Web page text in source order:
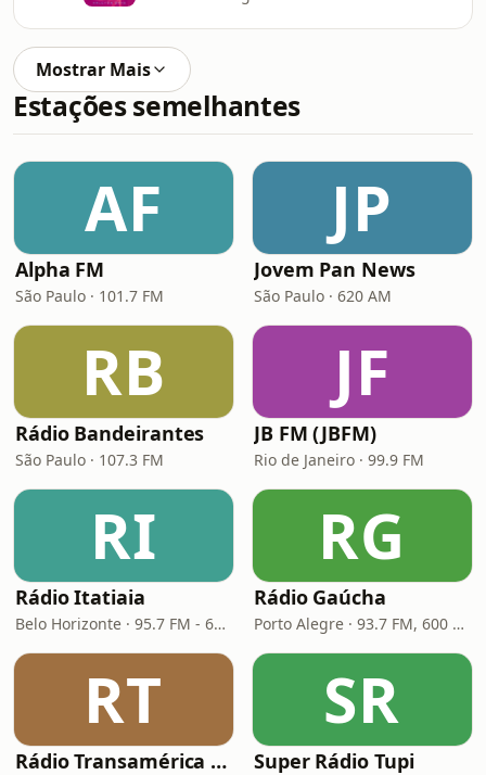
Mostrar Mais
Estações semelhantes
AF
Alpha FM
São Paulo · 101.7 FM
JP
Jovem Pan News
São Paulo · 620 AM
RB
Rádio Bandeirantes
São Paulo · 107.3 FM
JF
JB FM (JBFM)
Rio de Janeiro · 99.9 FM
RI
Rádio Itatiaia
Belo Horizonte · 95.7 FM - 610 AM
RG
Rádio Gaúcha
Porto Alegre · 93.7 FM, 600 AM
RT
Rádio Transamérica (TMC)
SR
Super Rádio Tupi